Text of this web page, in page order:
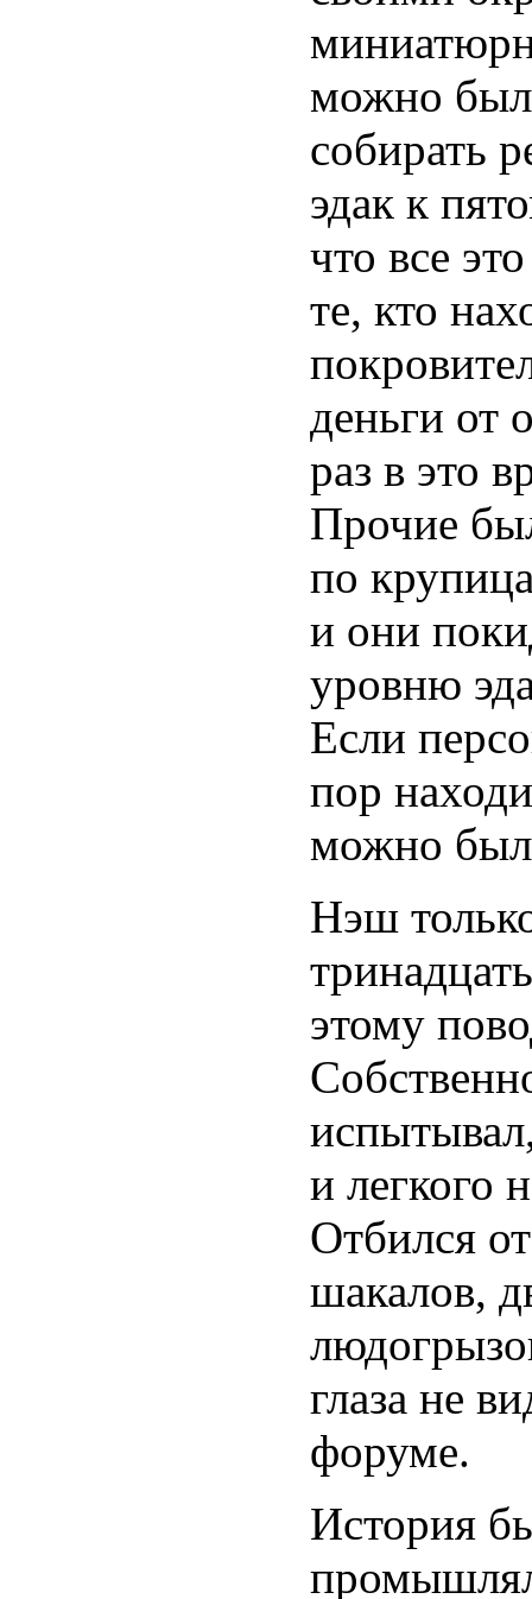
можно
собирать
эдак к
что все
те, кто
деньги от
раз в это
Прочие
по
и они
уровню
Если
пор
можно
Нэш
этому
и легкого
Отбился
шакалов,
глаза не
форуме.
История